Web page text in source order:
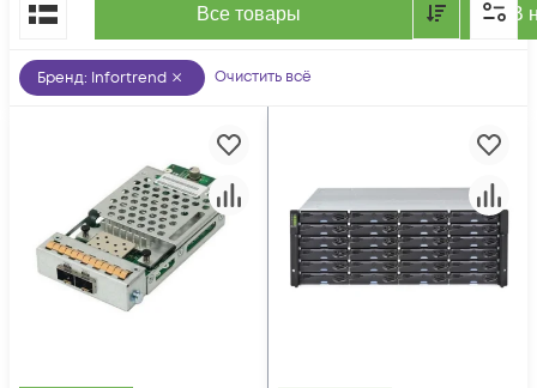
Все товары В
По популярности
Бренд: Infortrend Очистить всё